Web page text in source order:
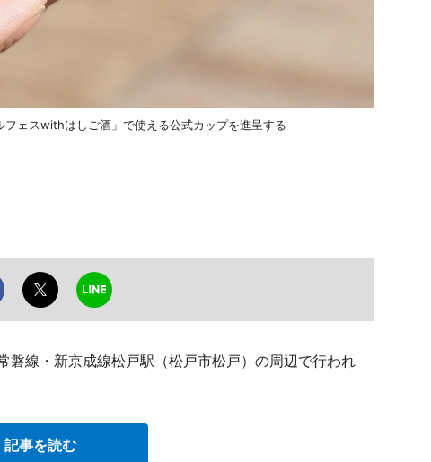
ェスwithはしご酒」で使える公式カップを進呈する
磐線・新京成線松戸駅（松戸市松戸）の周辺で行われ
記事を読む